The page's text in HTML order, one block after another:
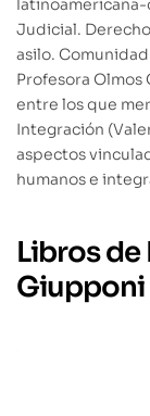
latinoamericana-
Judicial.
asilo.
Profesora
entre los que
Integración
aspectos
humanos e
Libros de
Giupponi